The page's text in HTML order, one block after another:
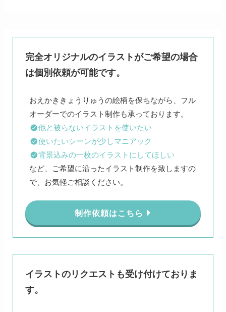
完全オリジナルのイラストがご希望の場合
は個別依頼が可能です。
おえかききょうりゅうの絵柄を保ちながら、フル
他と被らないイラストを使いたい
使いたいシーンが少しマニアック
背景込みの一枚のイラストにしてほしい
など、ご希望に沿ったイラスト制作を致しますの
で、お気軽ご相談ください。
制作依頼はこちら
イラストのリクエストも受け付けておりま
す。